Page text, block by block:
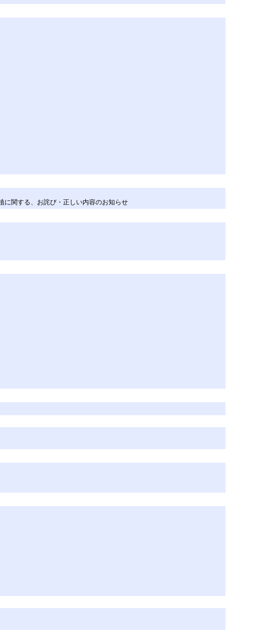
に関する、お詫び・正しい内容のお知らせ